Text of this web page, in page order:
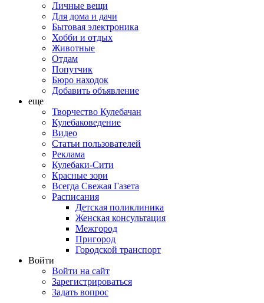
Личные вещи
Для дома и дачи
Бытовая электроника
Хобби и отдых
Животные
Отдам
Попутчик
Бюро находок
Добавить объявление
еще
Творчество Кулебачан
Кулебаковедение
Видео
Статьи пользователей
Реклама
Кулебаки-Сити
Красные зори
Всегда Свежая Газета
Расписания
Детская поликлиника
Женская консультация
Межгород
Пригород
Городской транспорт
Войти
Войти на сайт
Зарегистрироваться
Задать вопрос